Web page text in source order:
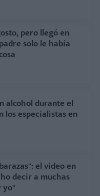
pero llegó en
solo le había
alcohol durante el
los especialistas en
el video en
decir a muchas
yo"